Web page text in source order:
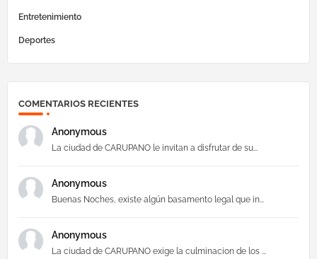
Entretenimiento
Deportes
COMENTARIOS RECIENTES
Anonymous
La ciudad de CARUPANO le invitan a disfrutar de su...
Anonymous
Buenas Noches, existe algún basamento legal que in...
Anonymous
La ciudad de CARUPANO exige la culminacion de los ...